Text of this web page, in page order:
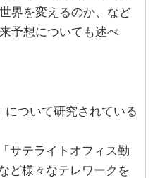
界を変えるのか、など
予想についても述べ
について研究されている
サテライトオフィス勤
ど様々なテレワークを